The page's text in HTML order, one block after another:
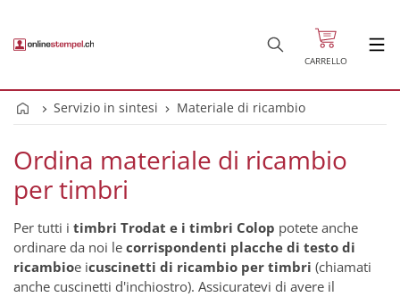
CARRELLO
Servizio in sintesi Materiale di ricambio
Ordina materiale di ricambio
per timbri
Per tutti i timbri Trodat e i timbri Colop potete anche
ordinare da noi le corrispondenti placche di testo di
ricambioe icuscinetti di ricambio per timbri (chiamati
anche cuscinetti d'inchiostro). Assicuratevi di avere il